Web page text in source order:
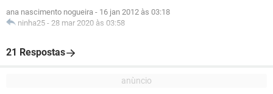
ana nascimento nogueira - 16 jan 2012 às 03:18
ninha25 - 28 mar 2020 às 03:58
21 Respostas